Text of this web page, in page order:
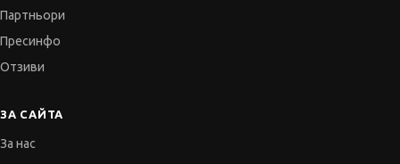
Партньори
Пресинфо
Отзиви
ЗА САЙТА
За нас